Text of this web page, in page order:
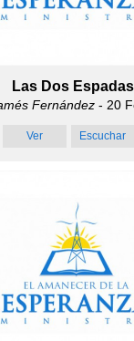
Las Dos Espadas
Fernández- 20
Ver Escuchar